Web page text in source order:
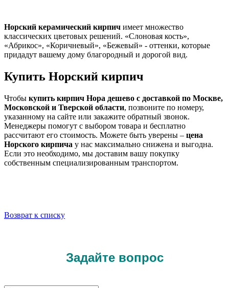
Норский керамический кирпич имеет множество
классических цветовых решений. «Слоновая кость»,
«Абрикос», «Коричневый», «Бежевый» - оттенки, которые
придадут вашему дому благородный и дорогой вид.
Купить Норский кирпич
Чтобы купить кирпич Нора дешево с доставкой по Москве,
Московской и Тверской области, позвоните по номеру,
указанному на сайте или закажите обратный звонок.
Менеджеры помогут с выбором товара и бесплатно
рассчитают его стоимость. Можете быть уверены – цена
Норского кирпича у нас максимально снижена и выгодна.
Если это необходимо, мы доставим вашу покупку
собственным специализированным транспортом.
Возврат к списку
Задайте вопрос